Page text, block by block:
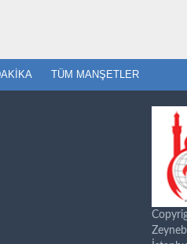
TÜM MANŞETLER